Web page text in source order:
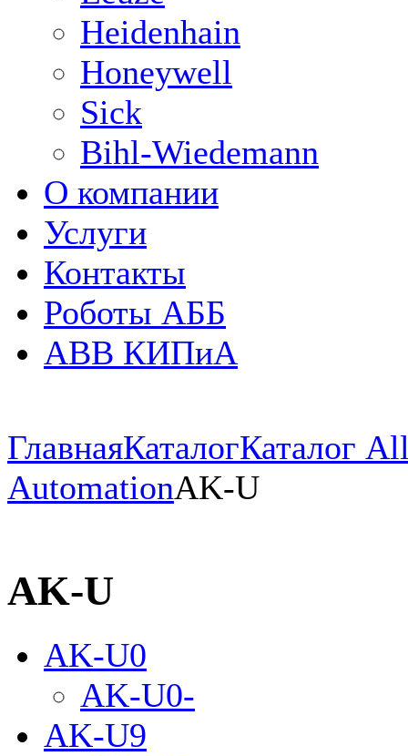
Heidenhain
Honeywell
Sick
Bihl-Wiedemann
О компании
Услуги
Контакты
Роботы АББ
ABB КИПиА
ГлавнаяКаталогКаталог
AutomationAK-U
AK-U
AK-U0
AK-U0-
AK-U9